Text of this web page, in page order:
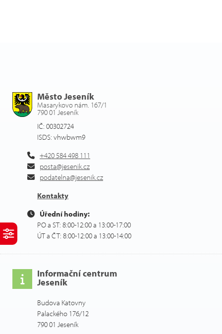
Město Jeseník
Masarykovo nám. 167/1
790 01 Jeseník
IČ: 00302724
ISDS: vhwbwm9
+420 584 498 111
posta@jesenik.cz
podatelna@jesenik.cz
Kontakty
Úřední hodiny:
PO a ST: 8:00-12:00 a 13:00-17:00
ÚT a ČT: 8:00-12:00 a 13:00-14:00
Informační centrum
Jeseník
Budova Katovny
Palackého 176/12
790 01 Jeseník